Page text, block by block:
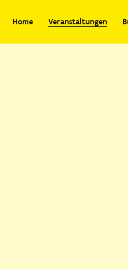
Home Veranstaltungen